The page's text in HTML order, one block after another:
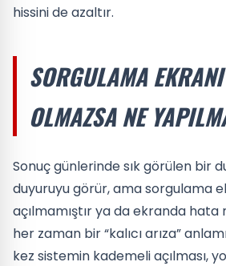
hissini de azaltır.
SORGULAMA
OLMAZSA NE
Sonuç günlerinde sık görülen bir
duyuruyu görür, ama sorgulama
açılmamıştır ya da ekranda hata
her zaman bir “kalıcı arıza”
kez sistemin kademeli açılması,